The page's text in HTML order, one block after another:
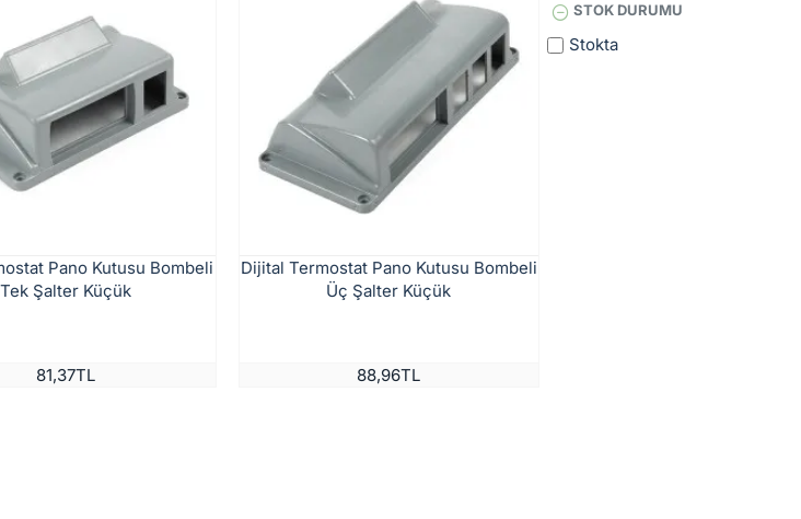
Pano Kutusu Bombeli
Tek Şalter Küçük
81,37TL
Dijital Termostat Pano Kutusu Bombeli
Üç Şalter Küçük
88,96TL
STOK DURUMU
Stokta